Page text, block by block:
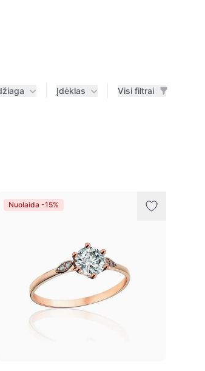
Įdėklas Visi filtrai
Nuolaida -15%